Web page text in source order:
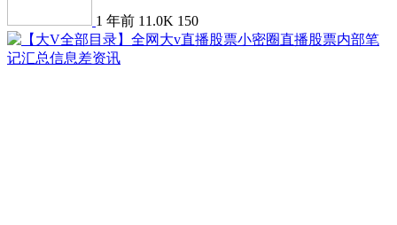
1 年前 11.0K 150